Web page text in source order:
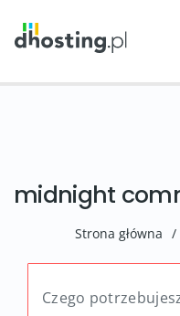
midnight
Strona główna /